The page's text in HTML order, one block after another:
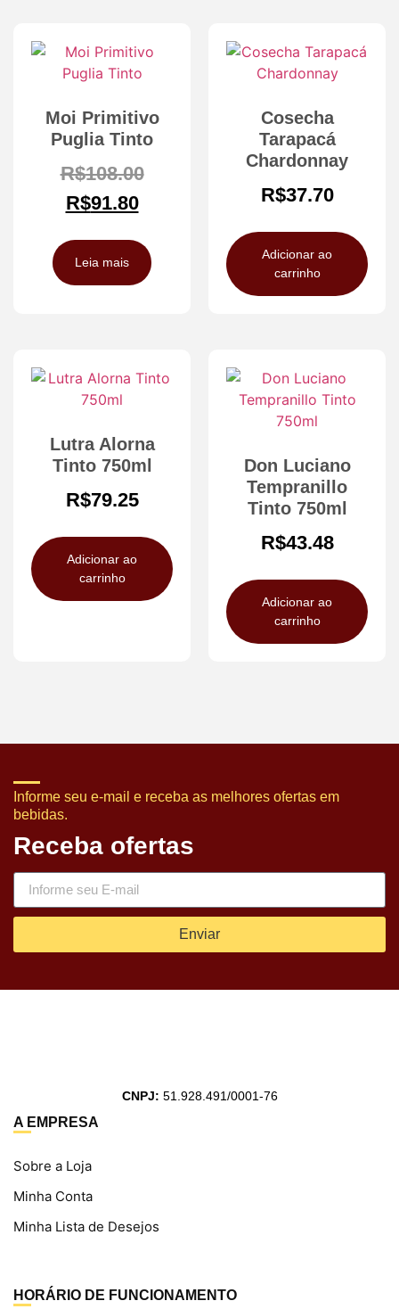
Moi Primitivo
Puglia Tinto
R$108.00
R$91.80
Leia mais
Cosecha
Tarapacá
Chardonnay
R$37.70
Adicionar ao
carrinho
Lutra Alorna
Tinto 750ml
R$79.25
Adicionar ao
carrinho
Don Luciano
Tempranillo
Tinto 750ml
R$43.48
Adicionar ao
carrinho
Informe seu e-mail e receba as melhores ofertas em
bebidas.
Receba ofertas
Enviar
CNPJ: 51.928.491/0001-76
A EMPRESA
Sobre a Loja
Minha Conta
Minha Lista de Desejos
HORÁRIO DE FUNCIONAMENTO